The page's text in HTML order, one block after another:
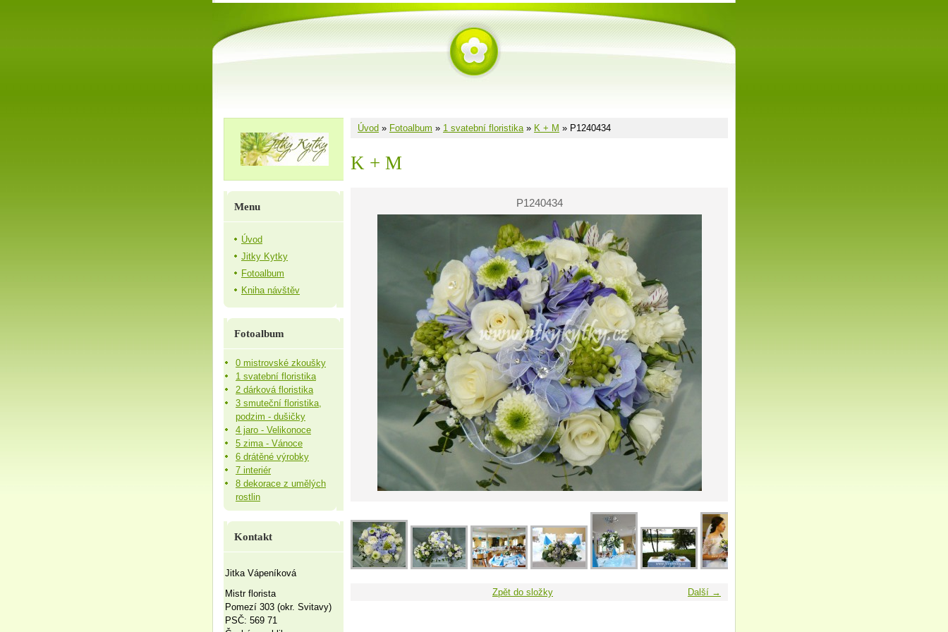
Úvod » Fotoalbum » 1 svatební floristika» K + M » P1240434
K + M
P1240434
Další →
Zpět do složky
Menu
Úvod
Jitky Kytky
Fotoalbum
Kniha návštěv
Fotoalbum
0 mistrovské zkoušky
1 svatební floristika
2 dárková floristika
3 smuteční floristika,
podzim - dušičky
4 jaro - Velikonoce
5 zima - Vánoce
6 drátěné výrobky
7 interiér
8 dekorace z umělých
rostlin
Kontakt
Jitka Vápeníková
Mistr florista
Pomezí 303 (okr. Svitavy)
PSČ: 569 71